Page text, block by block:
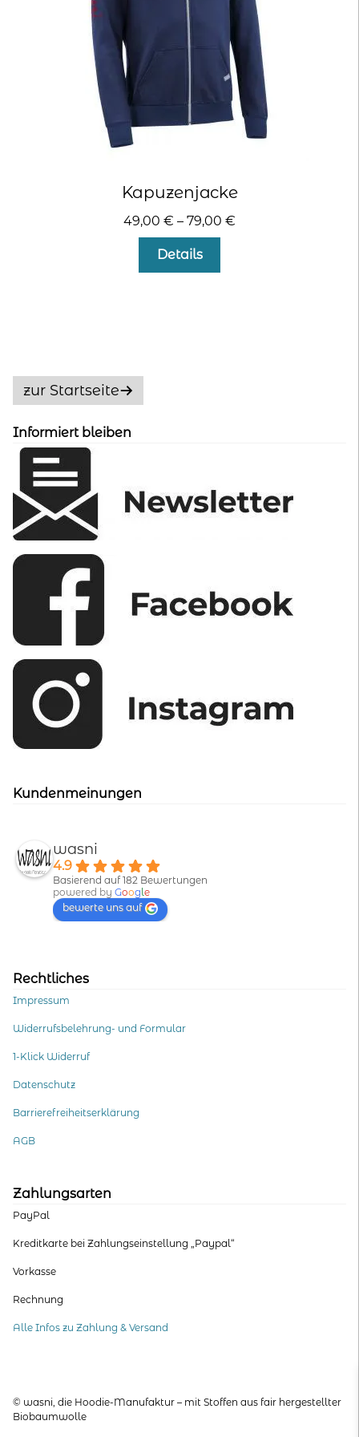
Produktseite
gewählt
werden
Kapuzenjacke
49,00 € – 79,00 €
Details
werden
zur Startseite
Informiert bleiben
Kundenmeinungen
wasni
4.9
Basierend auf 182 Bewertungen
powered by Goog le
bewerte uns auf
Rechtliches
Impressum
Widerrufsbelehrung- und Formular
1-Klick Widerruf
Datenschutz
Barrierefreiheitserklärung
AGB
Zahlungsarten
PayPal
Kreditkarte bei Zahlungseinstellung „Paypal“
Vorkasse
Rechnung
Alle Infos zu Zahlung & Versand
© wasni, die Hoodie-Manufaktur – mit Stoffen aus fair hergestellter
Biobaumwolle